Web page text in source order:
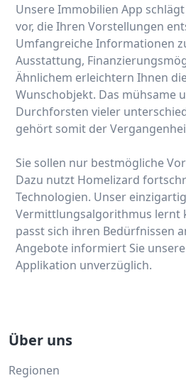
Unsere Immobilien App
vor, die Ihren Vorstellungen
Umfangreiche Informationen
Ausstattung,
Ähnlichem erleichtern Ihnen
Wunschobjekt. Das mühsame
Durchforsten vieler
gehört somit der
Sie sollen nur bestmögliche
Dazu nutzt Homelizard
Technologien. Unser
Vermittlungsalgorithmus lernt
passt sich ihren Bedürfnissen
Angebote informiert Sie
Applikation unverzüglich.
Über uns
Regionen